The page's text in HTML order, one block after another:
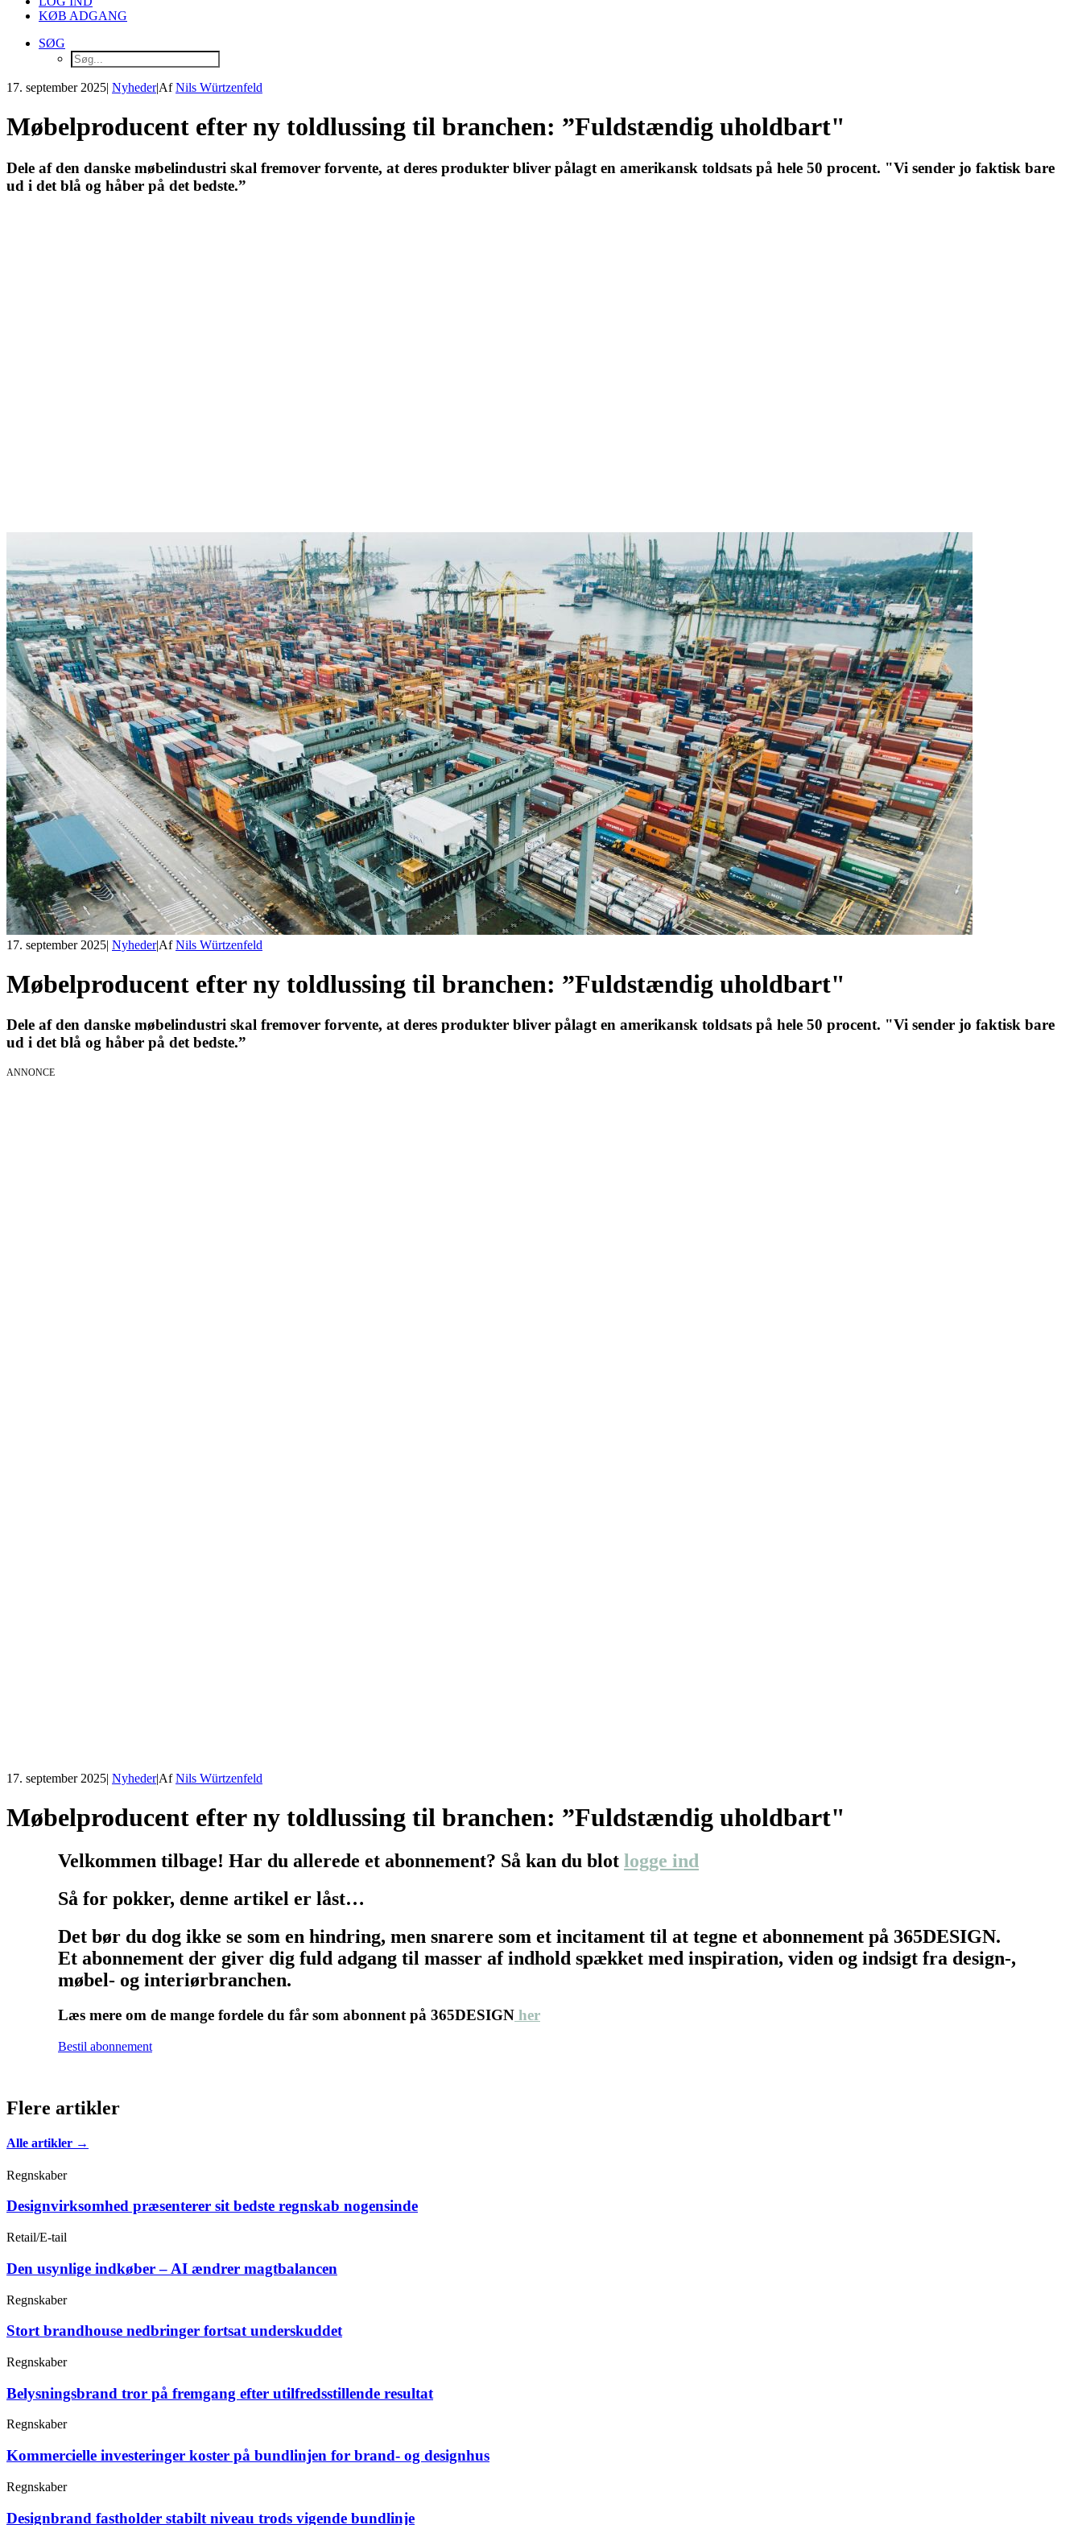
KØB ADGANG
SØG
17. september 2025| Nyheder|AfNils Würtzenfeld
Møbelproducent efter ny toldlussing til branchen: ”Fuldstændig uholdbart"
Dele af den danske møbelindustri skal fremover forvente, at deres produkter bliver pålagt en amerikansk toldsats på hele 50 procent. "Vi sender jo faktisk bare
ud i det blå og håber på det bedste.”
17. september 2025| Nyheder|AfNils Würtzenfeld
Møbelproducent efter ny toldlussing til branchen: ”Fuldstændig uholdbart"
Dele af den danske møbelindustri skal fremover forvente, at deres produkter bliver pålagt en amerikansk toldsats på hele 50 procent. "Vi sender jo faktisk bare
ud i det blå og håber på det bedste.”
ANNONCE
17. september 2025| Nyheder|AfNils Würtzenfeld
Møbelproducent efter ny toldlussing til branchen: ”Fuldstændig uholdbart"
Velkommen tilbage! Har du allerede et abonnement? Så kan du blot logge ind
Så for pokker, denne artikel er låst…
Det bør du dog ikke se som en hindring, men snarere som et incitament til at tegne et abonnement på 365DESIGN.
Et abonnement der giver dig fuld adgang til masser af indhold spækket med inspiration, viden og indsigt fra design-,
møbel- og interiørbranchen.
Læs mere om de mange fordele du får som abonnent på 365DESIGN her
Bestil abonnement
Flere artikler
Alle artikler →
Regnskaber
Designvirksomhed præsenterer sit bedste regnskab nogensinde
Retail/E-tail
Den usynlige indkøber – AI ændrer magtbalancen
Regnskaber
Stort brandhouse nedbringer fortsat underskuddet
Regnskaber
Belysningsbrand tror på fremgang efter utilfredsstillende resultat
Regnskaber
Kommercielle investeringer koster på bundlinjen for brand- og designhus
Regnskaber
Designbrand fastholder stabilt niveau trods vigende bundlinje